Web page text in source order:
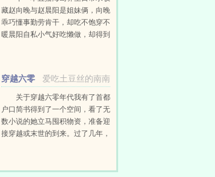
藏赵向晚与赵晨阳是姐妹俩，向晚
乖巧懂事勤劳肯干，却吃不饱穿不
暖晨阳自私小气好吃懒做，却得到
爱吃土豆丝的南南
穿越六零
年代：我有了首都户口
关于穿越六零年代我有了首都
户口简书得到了一个空间，看了无
数小说的她立马囤积物资，准备迎
接穿越或末世的到来。过了几年，
1968年，虽然是个孤女但家产丰